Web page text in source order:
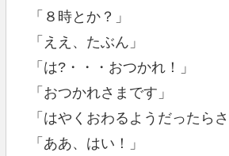
「８時とか？」
「ええ、たぶん」
「は?・・・おつかれ！」
「おつかれさまです」
「はやくおわるようだったら
「ああ、はい！」